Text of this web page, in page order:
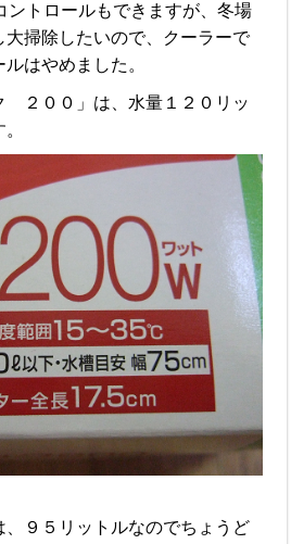
ントロールもできますが、冬場
大掃除したいので、クーラーで
はやめました。
２００」は、水量１２０リッ
、９５リットルなのでちょうど